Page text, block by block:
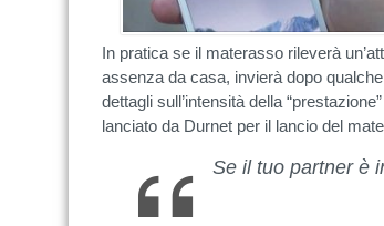
In pratica se il materasso rileverà
assenza da casa, invierà dopo
dettagli sull’intensità della
lanciato da Durnet per il lancio del
Se il tuo partner è